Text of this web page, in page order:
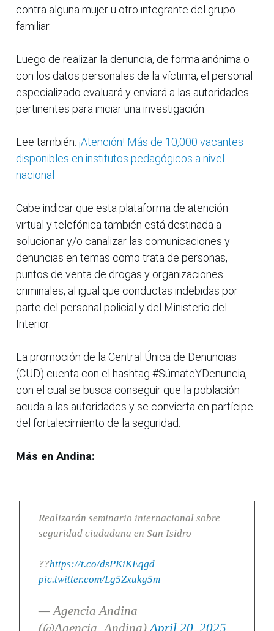
contra alguna mujer u otro integrante del grupo
familiar.
Luego de realizar la denuncia, de forma anónima o
con los datos personales de la víctima, el personal
especializado evaluará y enviará a las autoridades
pertinentes para iniciar una investigación.
Lee también: ¡Atención! Más de 10,000 vacantes
disponibles en institutos pedagógicos a nivel
nacional
Cabe indicar que esta plataforma de atención
virtual y telefónica también está destinada a
solucionar y/o canalizar las comunicaciones y
denuncias en temas como trata de personas,
puntos de venta de drogas y organizaciones
criminales, al igual que conductas indebidas por
parte del personal policial y del Ministerio del
Interior.
La promoción de la Central Única de Denuncias
(CUD) cuenta con el hashtag #SúmateYDenuncia,
con el cual se busca conseguir que la población
acuda a las autoridades y se convierta en partícipe
del fortalecimiento de la seguridad.
Más en Andina:
Realizarán seminario internacional sobre
seguridad ciudadana en San Isidro
??https://t.co/dsPKiKEqgd
pic.twitter.com/Lg5Zxukg5m
— Agencia Andina
(@Agencia_Andina) April 20, 2025